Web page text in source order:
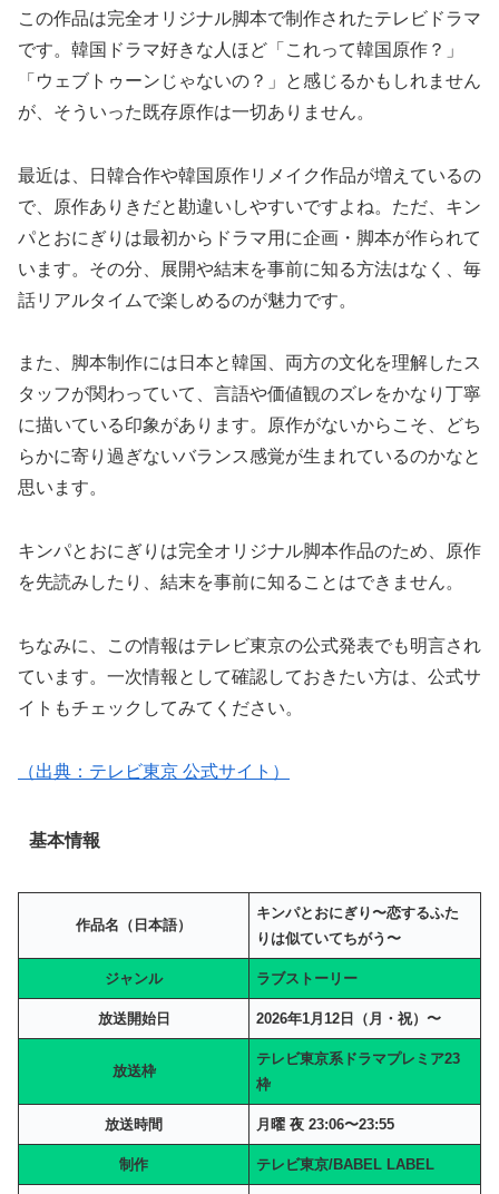
この作品は完全オリジナル脚本で制作されたテレビドラマ
です。韓国ドラマ好きな人ほど「これって韓国原作？」
「ウェブトゥーンじゃないの？」と感じるかもしれません
が、そういった既存原作は一切ありません。
最近は、日韓合作や韓国原作リメイク作品が増えているの
で、原作ありきだと勘違いしやすいですよね。ただ、キン
パとおにぎりは最初からドラマ用に企画・脚本が作られて
います。その分、展開や結末を事前に知る方法はなく、毎
話リアルタイムで楽しめるのが魅力です。
また、脚本制作には日本と韓国、両方の文化を理解したス
タッフが関わっていて、言語や価値観のズレをかなり丁寧
に描いている印象があります。原作がないからこそ、どち
らかに寄り過ぎないバランス感覚が生まれているのかなと
思います。
キンパとおにぎりは完全オリジナル脚本作品のため、原作
を先読みしたり、結末を事前に知ることはできません。
ちなみに、この情報はテレビ東京の公式発表でも明言され
ています。一次情報として確認しておきたい方は、公式サ
イトもチェックしてみてください。
（出典：テレビ東京 公式サイト）
基本情報
作品名（日本語）
キンパとおにぎり〜恋するふた
りは似ていてちがう〜
ジャンル ラブストーリー
放送開始日 2026年1月12日（月・祝）〜
放送枠
テレビ東京系ドラマプレミア23
枠
放送時間 月曜 夜 23:06〜23:55
制作 テレビ東京/BABEL LABEL